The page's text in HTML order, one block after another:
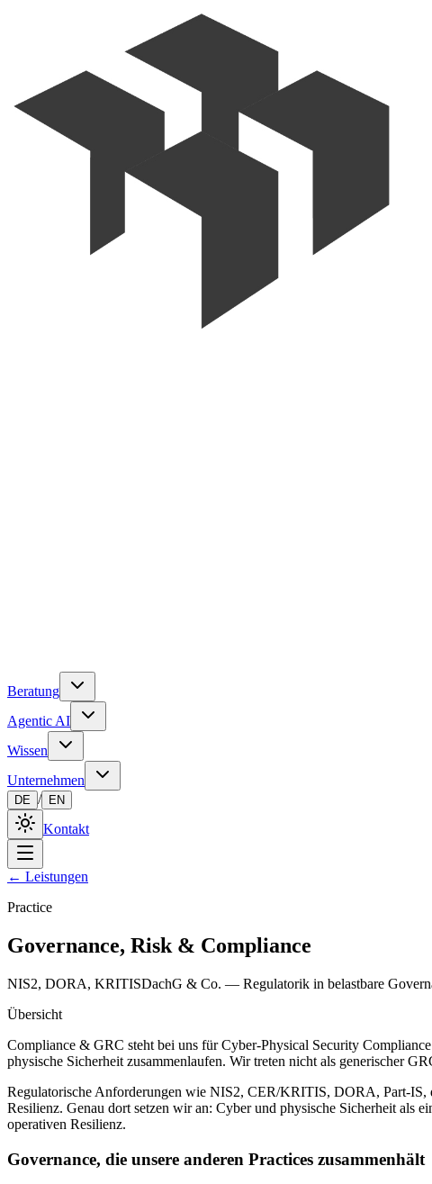
Beratung
Agentic AI
Wissen
Unternehmen
DE / EN
Kontakt
← Leistungen
Practice
Governance, Risk & Compliance
NIS2, DORA, KRITISDachG & Co. — Regulatorik in belastbare
Übersicht
Compliance & GRC steht bei uns für Cyber-Physical Security
physische Sicherheit zusammenlaufen. Wir treten nicht als generischer
Regulatorische Anforderungen wie NIS2, CER/KRITIS, DORA, Part-IS,
Resilienz. Genau dort setzen wir an: Cyber und physische Sicherheit als
operativen Resilienz.
Governance, die unsere anderen Practices zusammenhält